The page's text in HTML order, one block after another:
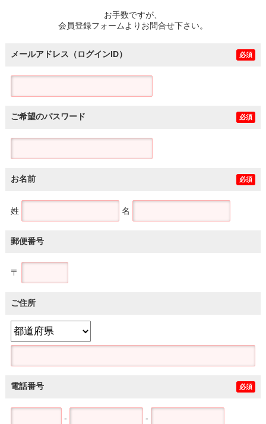
お手数ですが、
会員登録フォームよりお問合せ下さい。
メールアドレス（ログインID） 必須
ご希望のパスワード 必須
お名前 必須
姓 名
郵便番号
〒
ご住所
電話番号 必須
- -